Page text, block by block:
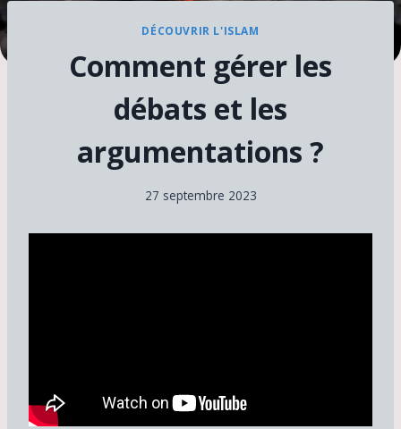
DÉCOUVRIR L'ISLAM
Comment gérer les
débats et les
argumentations ?
27 septembre 2023